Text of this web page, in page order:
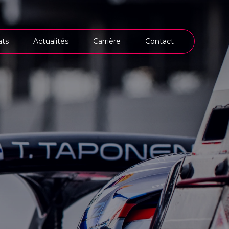
Actualités Carrière Contact